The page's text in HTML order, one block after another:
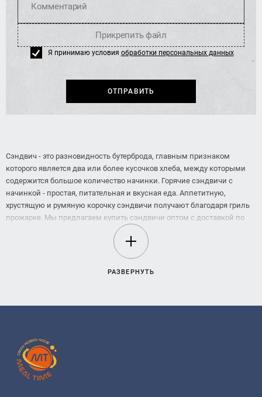
Комментарий
Прикрепить файл
Я принимаю условия обработки персональных данных
ОТПРАВИТЬ
Сэндвич - это разновидность бутерброда, главным признаком
которого является два или более кусочков хлеба, между которыми
содержится большое количество начинки. Горячие сэндвичи с
начинкой - простая, питательная и вкусная еда. Аппетитную,
хрустящую и румяную корочку сэндвичи получают благодаря гриль
прожарке. Мы предлагаем купить сэндвичи оптом с доставкой по
всей Украине. У нас вы сможете купить готовые сэндвичи с самыми
курицей, ананасом и кукурузой
РАЗВЕРНУТЬ